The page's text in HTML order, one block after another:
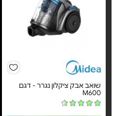
שואב אבק ציקלון נגרר - דגם
M600